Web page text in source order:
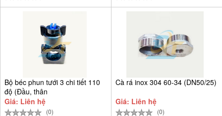
Bộ béc phun tưới 3 chi tiết 110
độ (Đầu, thân
Giá: Liên hệ
(0)
Cà rá inox 304 60-34 (DN50/25)
Giá: Liên hệ
(0)